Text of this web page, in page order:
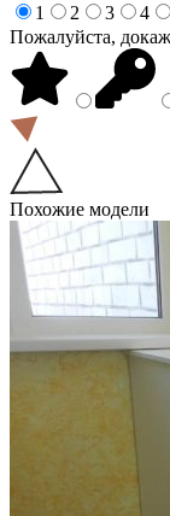
1
2 3 4
Пожалуйста,
Похожие модели